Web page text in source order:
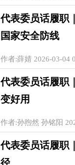
代表委员话履职
国家安全防线
作者:薛婧 2026-03-04
代表委员话履职
变好用
作者:孙煦然 孙铭阳
代表委员话履职
径